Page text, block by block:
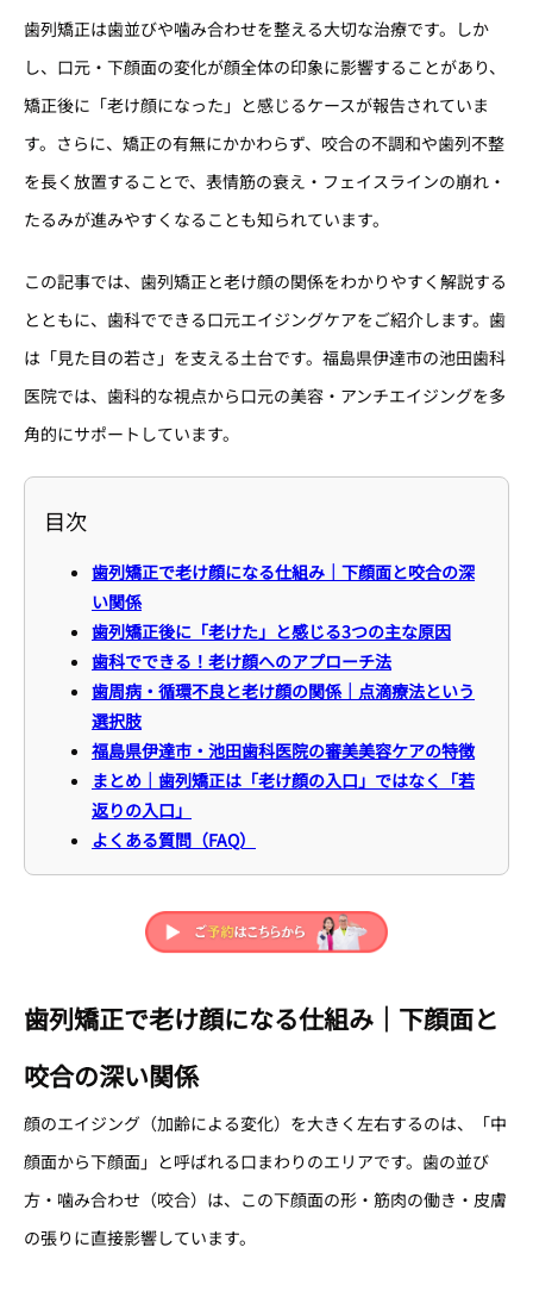
歯列矯正は歯並びや噛み合わせを整える大切な治療です。しか
し、口元・下顔面の変化が顔全体の印象に影響することがあり、
矯正後に「老け顔になった」と感じるケースが報告されていま
す。さらに、矯正の有無にかかわらず、咬合の不調和や歯列不整
を長く放置することで、表情筋の衰え・フェイスラインの崩れ・
たるみが進みやすくなることも知られています。
この記事では、歯列矯正と老け顔の関係をわかりやすく解説する
とともに、歯科でできる口元エイジングケアをご紹介します。歯
は「見た目の若さ」を支える土台です。福島県伊達市の池田歯科
医院では、歯科的な視点から口元の美容・アンチエイジングを多
角的にサポートしています。
目次
歯列矯正で老け顔になる仕組み｜下顔面と咬合の深
い関係
歯列矯正後に「老けた」と感じる3つの主な原因
歯科でできる！老け顔へのアプローチ法
歯周病・循環不良と老け顔の関係｜点滴療法という
選択肢
福島県伊達市・池田歯科医院の審美美容ケアの特徴
まとめ｜歯列矯正は「老け顔の入口」ではなく「若
返りの入口」
よくある質問（FAQ）
歯列矯正で老け顔になる仕組み｜下顔面と
咬合の深い関係
顔のエイジング（加齢による変化）を大きく左右するのは、「中
顔面から下顔面」と呼ばれる口まわりのエリアです。歯の並び
方・噛み合わせ（咬合）は、この下顔面の形・筋肉の働き・皮膚
の張りに直接影響しています。